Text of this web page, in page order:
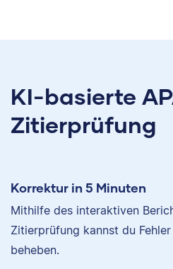
KI-basierte
Zitierprüfung
Korrektur in 5 Minuten
Mithilfe des interaktiven
Zitierprüfung kannst du
beheben.